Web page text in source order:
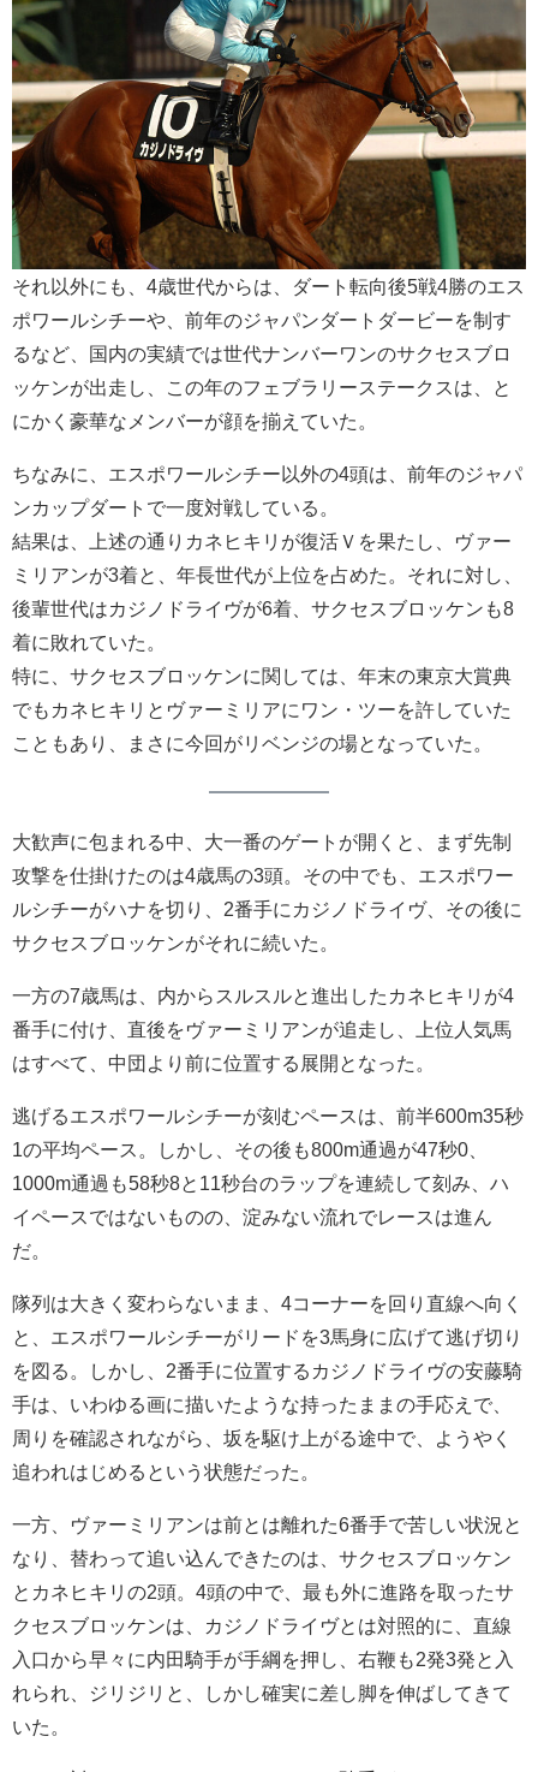
それ以外にも、4歳世代からは、ダート転向後5戦4勝のエス
ポワールシチーや、前年のジャパンダートダービーを制す
るなど、国内の実績では世代ナンバーワンのサクセスブロ
ッケンが出走し、この年のフェブラリーステークスは、と
にかく豪華なメンバーが顔を揃えていた。
ちなみに、エスポワールシチー以外の4頭は、前年のジャパ
ンカップダートで一度対戦している。
結果は、上述の通りカネヒキリが復活Ｖを果たし、ヴァー
ミリアンが3着と、年長世代が上位を占めた。それに対し、
後輩世代はカジノドライヴが6着、サクセスブロッケンも8
着に敗れていた。
特に、サクセスブロッケンに関しては、年末の東京大賞典
でもカネヒキリとヴァーミリアにワン・ツーを許していた
こともあり、まさに今回がリベンジの場となっていた。
大歓声に包まれる中、大一番のゲートが開くと、まず先制
攻撃を仕掛けたのは4歳馬の3頭。その中でも、エスポワー
ルシチーがハナを切り、2番手にカジノドライヴ、その後に
サクセスブロッケンがそれに続いた。
一方の7歳馬は、内からスルスルと進出したカネヒキリが4
番手に付け、直後をヴァーミリアンが追走し、上位人気馬
はすべて、中団より前に位置する展開となった。
逃げるエスポワールシチーが刻むペースは、前半600m35秒
1の平均ペース。しかし、その後も800m通過が47秒0、
1000m通過も58秒8と11秒台のラップを連続して刻み、ハ
イペースではないものの、淀みない流れでレースは進ん
だ。
隊列は大きく変わらないまま、4コーナーを回り直線へ向く
と、エスポワールシチーがリードを3馬身に広げて逃げ切り
を図る。しかし、2番手に位置するカジノドライヴの安藤騎
手は、いわゆる画に描いたような持ったままの手応えで、
周りを確認されながら、坂を駆け上がる途中で、ようやく
追われはじめるという状態だった。
一方、ヴァーミリアンは前とは離れた6番手で苦しい状況と
なり、替わって追い込んできたのは、サクセスブロッケン
とカネヒキリの2頭。4頭の中で、最も外に進路を取ったサ
クセスブロッケンは、カジノドライヴとは対照的に、直線
入口から早々に内田騎手が手綱を押し、右鞭も2発3発と入
れられ、ジリジリと、しかし確実に差し脚を伸ばしてきて
いた。